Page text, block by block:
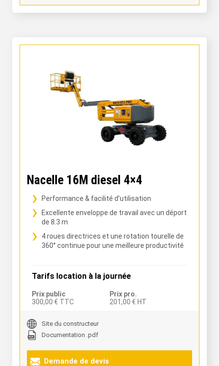
Nacelle 16M diesel 4×4
Performance & facilité d’utilisation
Excellente enveloppe de travail avec un déport
de 8.3 m
4 roues directrices et une rotation tourelle de
360° continue pour une meilleure productivité
Tarifs location à la journée
Prix public
300,00 € TTC
Prix pro.
201,00 € HT
Site du constructeur
Documentation .pdf
Demande de devis